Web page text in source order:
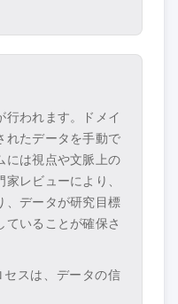
行われます。ドメイ
れたデータを手動で
には視点や文脈上の
レビューにより、
、データが研究目標
ていることが確保さ
スは、データの信